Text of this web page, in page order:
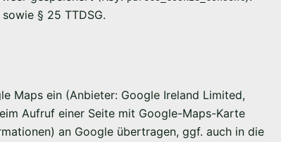
§ 25 TTDSG.
Maps ein (Anbieter: Google Ireland Limited,
Aufruf einer Seite mit Google-Maps-Karte
an Google übertragen, ggf. auch in die